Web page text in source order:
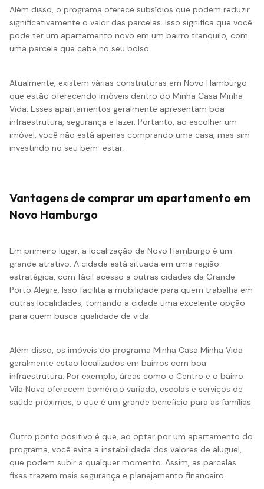
Além disso, o programa oferece subsídios que podem reduzir
significativamente o valor das parcelas. Isso significa que você
pode ter um apartamento novo em um bairro tranquilo, com
uma parcela que cabe no seu bolso.
Atualmente, existem várias construtoras em Novo Hamburgo
que estão oferecendo imóveis dentro do Minha Casa Minha
Vida. Esses apartamentos geralmente apresentam boa
infraestrutura, segurança e lazer. Portanto, ao escolher um
imóvel, você não está apenas comprando uma casa, mas sim
investindo no seu bem-estar.
Vantagens de comprar um apartamento em
Novo Hamburgo
Em primeiro lugar, a localização de Novo Hamburgo é um
grande atrativo. A cidade está situada em uma região
estratégica, com fácil acesso a outras cidades da Grande
Porto Alegre. Isso facilita a mobilidade para quem trabalha em
outras localidades, tornando a cidade uma excelente opção
para quem busca qualidade de vida.
Além disso, os imóveis do programa Minha Casa Minha Vida
geralmente estão localizados em bairros com boa
infraestrutura. Por exemplo, áreas como o Centro e o bairro
Vila Nova oferecem comércio variado, escolas e serviços de
saúde próximos, o que é um grande benefício para as famílias.
Outro ponto positivo é que, ao optar por um apartamento do
programa, você evita a instabilidade dos valores de aluguel,
que podem subir a qualquer momento. Assim, as parcelas
fixas trazem mais segurança e planejamento financeiro.